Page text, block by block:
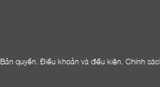
quyền. Điều khoản và điều kiện Chính